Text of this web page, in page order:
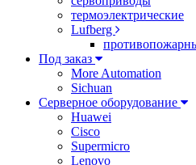
термоэлектрические
Lufberg
Под заказ
More Automation
Sichuan
Серверное оборудование
Huawei
Cisco
Supermicro
Lenovo